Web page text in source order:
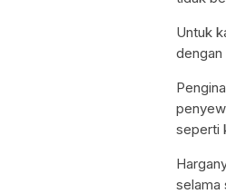
Untuk
dengan
seperti
selama